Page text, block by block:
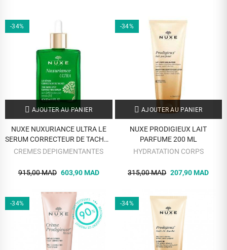
-34%
AJOUTER AU PANIER
NUXE NUXURIANCE ULTRA LE
SERUM CORRECTEUR DE TACHES
30 ML
CREMES DEPIGMENTANTES
915,00 MAD 603,90 MAD
-34%
AJOUTER AU PANIER
NUXE PRODIGIEUX LAIT
PARFUME 200 ML
HYDRATATION CORPS
315,00 MAD 207,90 MAD
-34% -34%